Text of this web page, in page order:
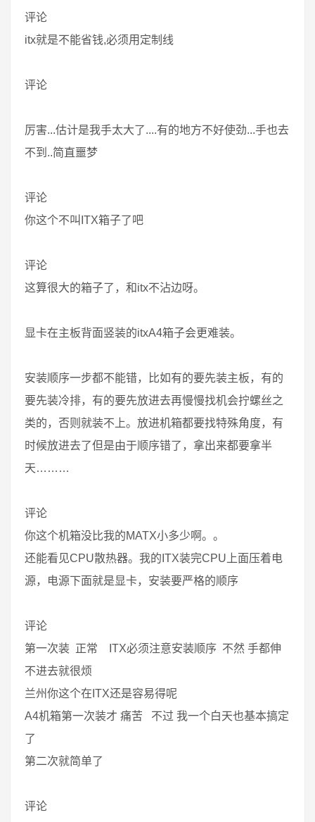
评论
itx就是不能省钱,必须用定制线
评论
厉害...估计是我手太大了....有的地方不好使劲...手也去
不到..简直噩梦
评论
你这个不叫ITX箱子了吧
评论
这算很大的箱子了，和itx不沾边呀。
显卡在主板背面竖装的itxA4箱子会更难装。
安装顺序一步都不能错，比如有的要先装主板，有的
要先装冷排，有的要先放进去再慢慢找机会拧螺丝之
类的，否则就装不上。放进机箱都要找特殊角度，有
时候放进去了但是由于顺序错了，拿出来都要拿半
天………
评论
你这个机箱没比我的MATX小多少啊。。
还能看见CPU散热器。我的ITX装完CPU上面压着电
源，电源下面就是显卡，安装要严格的顺序
评论
第一次装 正常 ITX必须注意安装顺序 不然 手都伸
不进去就很烦
兰州你这个在ITX还是容易得呢
A4机箱第一次装才 痛苦 不过 我一个白天也基本搞定
了
第二次就简单了
评论